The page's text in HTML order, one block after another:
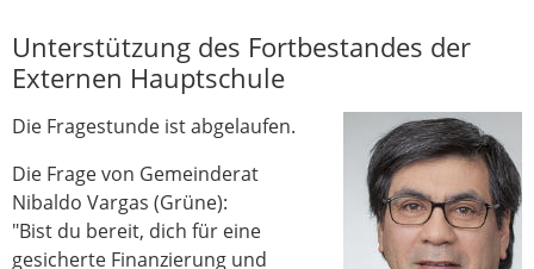
Unterstützung des Fortbestandes der
Externen Hauptschule
Die Fragestunde ist abgelaufen.
Die Frage von Gemeinderat
Nibaldo Vargas (Grüne):
"Bist du bereit, dich für eine
gesicherte Finanzierung und